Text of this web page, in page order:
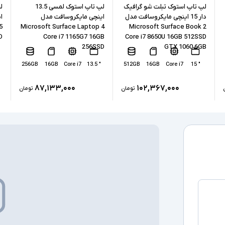
نوع حافظه
پردازنده گرافیکی
کارت گرافیک
صفحه نمایش
لپ تاپ استوک تبلت شو گرافیک
دار 15 اینچی مایکروسافت مدل
Microsoft Surface Book 2
Core i7 8650U 16GB 512SSD
GTX 1060 6GB
" 15
Core i7
16GB
512GB
۱۰۲,۳۶۷,۰۰۰ تومان
لپ تاپ استوک لمسی 13.5
اینچی مایکروسافت مدل
Microsoft Surface Laptop 4
Core i7 1165G7 16GB
256SSD
" 13.5
Core i7
16GB
256GB
۸۷,۱۳۳,۰۰۰ تومان